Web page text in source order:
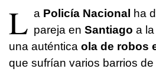
L a Policía Nacional ha
pareja en Santiago a
una auténtica ola de robos
que sufrían varios barrios